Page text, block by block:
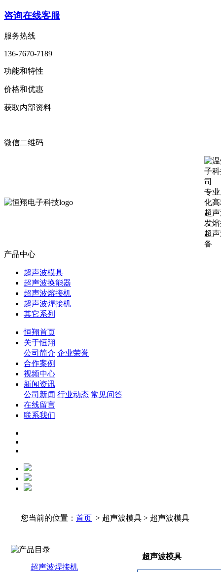
咨询在线客服
服务热线
136-7670-7189
功能和特性
价格和优惠
获取内部资料
微信二维码
专
化
超
发
超
备
产品中心
超声波模具
超声波换能器
超声波熔接机
超声波焊接机
其它系列
恒翔首页
关于恒翔
公司简介 企业荣誉
合作案例
视频中心
新闻资讯
公司新闻 行业动态 常见问答
在线留言
联系我们
您当前的位置： 首页 > 超声波模具 > 超声波模具
超声波焊接机
超声波模具